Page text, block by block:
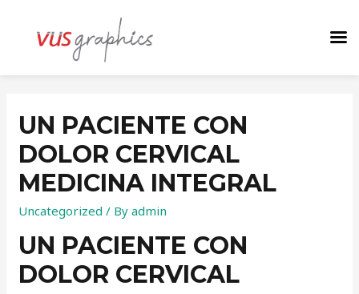
UN PACIENTE CON
DOLOR CERVICAL
MEDICINA INTEGRAL
Uncategorized / Byadmin
UN PACIENTE CON
DOLOR CERVICAL